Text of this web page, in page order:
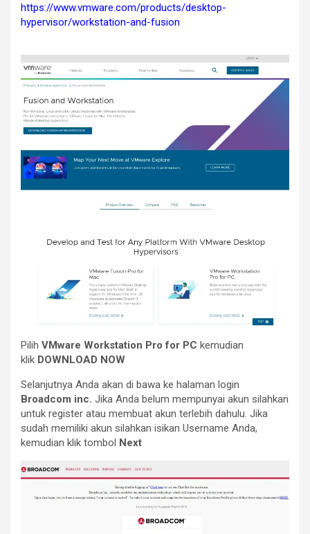
https://www.vmware.com/products/desktop-
hypervisor/workstation-and-fusion
Pilih VMware Workstation Pro for PC kemudian
klik DOWNLOAD NOW
Selanjutnya Anda akan di bawa ke halaman login
Broadcom inc. Jika Anda belum mempunyai akun silahkan
untuk register atau membuat akun terlebih dahulu. Jika
sudah memiliki akun silahkan isikan Username Anda,
kemudian klik tombol Next